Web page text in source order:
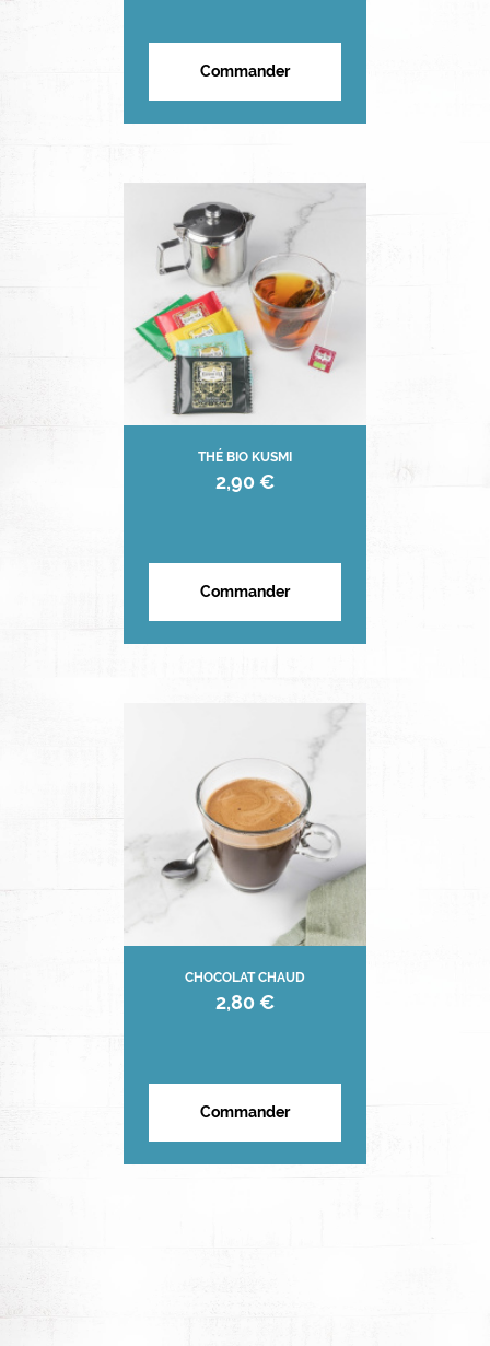
Commander
THÉ BIO KUSMI
2,90 €
Commander
CHOCOLAT CHAUD
2,80 €
Commander